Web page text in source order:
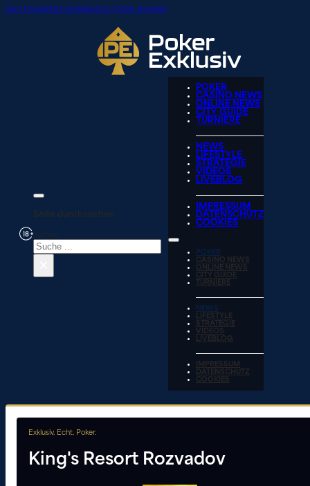
Zum Hauptinhalt springenZum Footer springen
Seite durchsuchen
POKER
CASINO NEWS
ONLINE NEWS
CITY GUIDE
TURNIERE
NEWS
LIFESTYLE
STRATEGIE
VIDEOS
LIVEBLOG
IMPRESSUM
DATENSCHUTZ
COOKIES
POKER
CASINO NEWS
ONLINE NEWS
CITY GUIDE
TURNIERE
NEWS
LIFESTYLE
STRATEGIE
VIDEOS
LIVEBLOG
IMPRESSUM
DATENSCHUTZ
COOKIES
Exklusiv. Echt. Poker.
King's Resort Rozvadov